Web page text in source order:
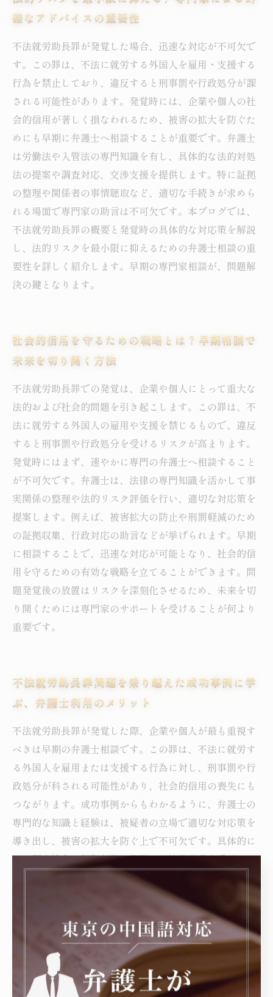
確なアドバイスの重要性
不法就労助長罪が発覚した場合、迅速な対応が不可欠で
す。この罪は、不法に就労する外国人を雇用・支援する
行為を禁止しており、違反すると刑事罰や行政処分が課
される可能性があります。発覚時には、企業や個人の社
会的信用が著しく損なわれるため、被害の拡大を防ぐた
めにも早期に弁護士へ相談することが重要です。弁護士
は労働法や入管法の専門知識を有し、具体的な法的対処
法の提案や調査対応、交渉支援を提供します。特に証拠
の整理や関係者の事情聴取など、適切な手続きが求めら
れる場面で専門家の助言は不可欠です。本ブログでは、
不法就労助長罪の概要と発覚時の具体的な対応策を解説
し、法的リスクを最小限に抑えるための弁護士相談の重
要性を詳しく紹介します。早期の専門家相談が、問題解
決の鍵となります。
社会的信用を守るための戦略とは？早期相談で
未来を切り開く方法
不法就労助長罪での発覚は、企業や個人にとって重大な
法的および社会的問題を引き起こします。この罪は、不
法に就労する外国人の雇用や支援を禁じるもので、違反
すると刑事罰や行政処分を受けるリスクが高まります。
発覚時にはまず、速やかに専門の弁護士へ相談すること
が不可欠です。弁護士は、法律の専門知識を活かして事
実関係の整理や法的リスク評価を行い、適切な対応策を
提案します。例えば、被害拡大の防止や刑罰軽減のため
の証拠収集、行政対応の助言などが挙げられます。早期
に相談することで、迅速な対応が可能となり、社会的信
用を守るための有効な戦略を立てることができます。問
題発覚後の放置はリスクを深刻化させるため、未来を切
り開くためには専門家のサポートを受けることが何より
重要です。
不法就労助長罪問題を乗り越えた成功事例に学
ぶ、弁護士利用のメリット
不法就労助長罪が発覚した際、企業や個人が最も重視す
べきは早期の弁護士相談です。この罪は、不法に就労す
る外国人を雇用または支援する行為に対し、刑事罰や行
政処分が科される可能性があり、社会的信用の喪失にも
つながります。成功事例からもわかるように、弁護士の
専門的な知識と経験は、被疑者の立場で適切な対応策を
導き出し、被害の拡大を防ぐ上で不可欠です。具体的に
は、調査協力や証拠収集の段階から法的助言を受けるこ
とで、事情説明や減軽措置の提案が可能となり、罰則軽
減や不当な処分回避に寄与します。また、企業側のコン
プライアンス強化や再発防止策の策定支援も行い、信頼
回復への道筋を築きます。不法就労助長罪の疑いが生じ
た場合は、一刻も早く弁護士に相談し、法的リスクを最
小限に抑えましょう。